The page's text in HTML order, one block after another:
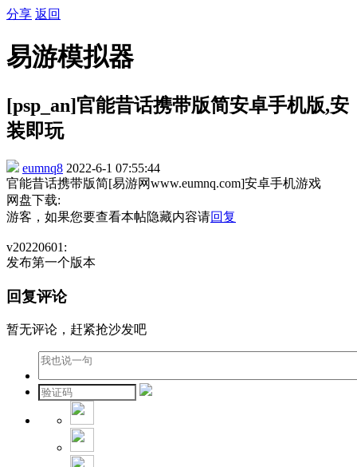
分享 返回
易游模拟器
[psp_an]官能昔话携带版简安卓手机版,安
装即玩
eumnq8 2022-6-1 07:55:44
官能昔话携带版简[易游网www.eumnq.com]安卓手机游戏
网盘下载:
游客，如果您要查看本帖隐藏内容请回复
v20220601:
发布第一个版本
回复评论
暂无评论，赶紧抢沙发吧